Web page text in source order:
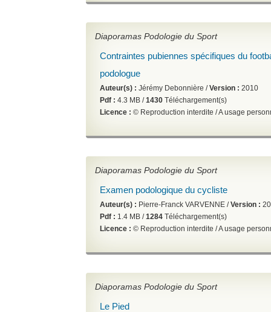
Diaporamas Podologie du Sport
Contraintes pubiennes spécifiques du
podologue
Auteur(s) : Jérémy Debonnière /Version : 2010
Pdf : 4.3 MB /1430 Téléchargement(s)
Licence : © Reproduction interdite / A usage
Diaporamas Podologie du Sport
Examen podologique du cycliste
Auteur(s) : Pierre-Franck VARVENNE /Version :
Pdf : 1.4 MB /1284 Téléchargement(s)
Licence : © Reproduction interdite / A usage
Diaporamas Podologie du Sport
Le Pied